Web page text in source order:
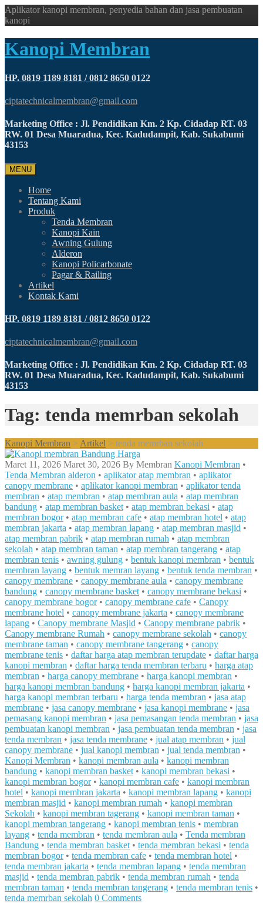
Aplikator kanopi membran, penyedia bahan dan jasa pembuatan
kanopi
Kanopi Membran
HP. 0819 1189 8181 / 0812 8650 0122
ciptatechnicalmembran@gmail.com
Marketing Office : Jl. Pendidikan Km. 2 Kp. Cidadap RT. 03
RW. 01 Desa Muaradua, Kec. Kadudampit, Kab. Sukabumi
43153
MENU
Home
Tentang Kami
Produk
Tenda Membran
Kanopi Kain
Awning Gulung
Alderon
Kanopi Policarbonate
Pagar & Railing
Artikel
Kontak Kami
HP. 0819 1189 8181 / 0812 8650 0122
ciptatechnicalmembran@gmail.com
Marketing Office : Jl. Pendidikan Km. 2 Kp. Cidadap RT. 03
RW. 01 Desa Muaradua, Kec. Kadudampit, Kab. Sukabumi
43153
Tag: tenda memrban sekolah
Kanopi Membran > Artikel > tenda memrban sekolah
Maret 11, 2026 Maret 30, 2026 By Membran Kanopi Membran •
Tenda Membran alderon • aplikator atap membran • aplikator
canopy membrane • aplikator kanopi membran • aplikator tenda
membran • atap membran • atap membran aula • atap membran
bandung • atap membran basket • atap membran bekasi • atap
membran bogor• atap membran cafe • atap membran hotel • atap
membran jakarta • atap membran lapang • atap membran masjid •
atap membran pabrik • atap membran rumah • atap membran
sekolah • atap membran taman • atap membran tangerang • atap
membran tenis • awning gulung • bentuk kanopi membran • bentuk
membran layang • bentuk memran layang • bentuk tenda membran •
canopy membrane • canopy membrane aula • canopy membrane
bandung • canopy membrane basket • canopy membrane bekasi •
canopy membrane bogor• canopy membrane cafe • Canopy
membrane hotel • canopy membrane jakarta • canopy membrane
lapang • Canopy membrane Masjid • Canopy membrane pabrik •
Canopy membrane Rumah • canopy membrane sekolah • canopy
membrane taman • canopy membrane tangerang • canopy
membrane tenis • daftar harga atap membran terupdate • daftar harga
kanopi membran • daftar harga tenda membran terbaru • harga atap
membran • harga canopy membrane • harga kanopi membran •
harga kanopi membran bandung • harga kanopi membran jakarta •
harga kanopi membran terbaru • harga tenda membran • jasa atap
membrane • jasa canopy membrane • jasa kanopi membrane • jasa
pemasang kanopi membran • jasa pemasangan tenda membran • jasa
pembuatan kanopi membran • jasa pembuatan tenda membran • jasa
tenda membran • jasa tenda membrane • jual atap membran • jual
canopy membrane • jual kanopi membran • jual tenda membran •
Kanopi Membran • kanopi membran aula • kanopi membran
bandung • kanopi membran basket • kanopi membran bekasi •
kanopi membran bogor• kanopi membran cafe • kanopi membran
hotel • kanopi membran jakarta • kanopi membran lapang • kanopi
membran masjid • kanopi membran rumah • kanopi membran
Sekolah • kanopi membran tagerang • kanopi membran taman •
kanopi membran tangerang • kanopi membran tenis • membran
layang • tenda membran • tenda membran aula • Tenda membran
Bandung • tenda membran basket • tenda membran bekasi • tenda
membran bogor• tenda membran cafe • tenda membran hotel •
tenda membran jakarta • tenda membran lapang • tenda membran
masjid • tenda membran pabrik • tenda membran rumah • tenda
membran taman • tenda membran tangerang • tenda membran tenis •
tenda memrban sekolah 0 Comments